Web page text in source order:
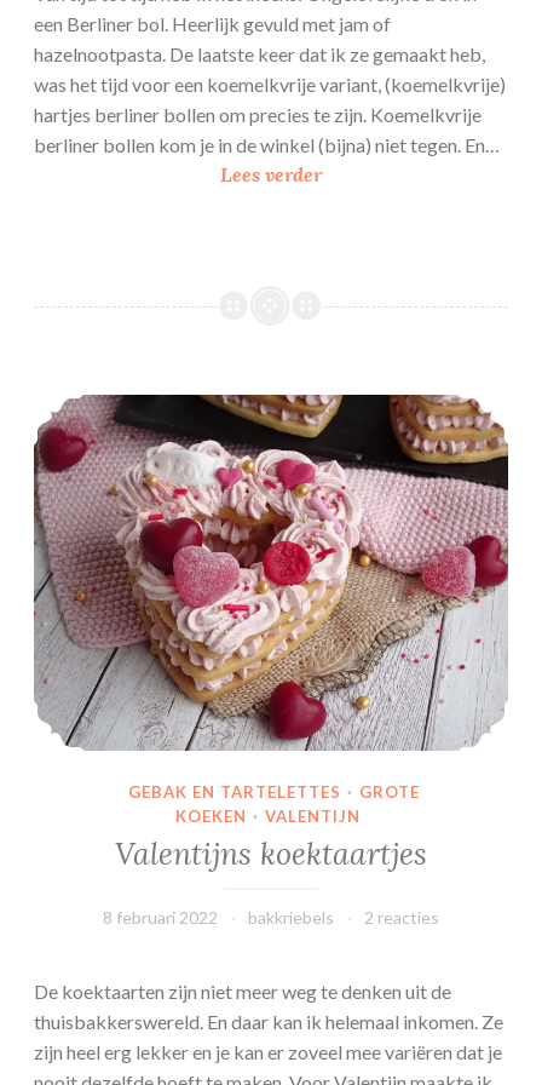
een Berliner bol. Heerlijk gevuld met jam of
hazelnootpasta. De laatste keer dat ik ze gemaakt heb,
was het tijd voor een koemelkvrije variant, (koemelkvrije)
hartjes berliner bollen om precies te zijn. Koemelkvrije
berliner bollen kom je in de winkel (bijna) niet tegen. En…
Lees verder(
v
i
j
e
)
H
a
r
t
j
e
b
e
r
i
e
r
b
Valentijns koektaartjes
GEBAK EN TARTELETTES · GROTE
KOEKEN · VALENTIJN
Valentijns koektaartjes
8 februari 2022 bakkriebels 2 reacties
De koektaarten zijn niet meer weg te denken uit de
thuisbakkerswereld. En daar kan ik helemaal inkomen. Ze
zijn heel erg lekker en je kan er zoveel mee variëren dat je